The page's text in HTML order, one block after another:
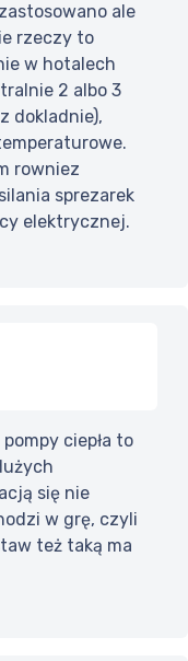
ale
rzeczy to
w hotalech
2 albo 3
dokladnie),
rowniez
sprezarek
elektrycznej.
ciepła to
się nie
w grę, czyli
też taką ma